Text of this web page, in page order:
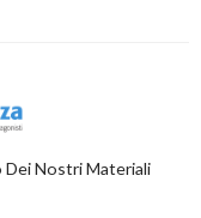
Dei Nostri Materiali